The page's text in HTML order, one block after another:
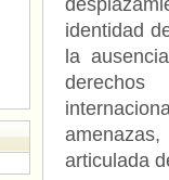
identidad
la
amenazas,
articulada